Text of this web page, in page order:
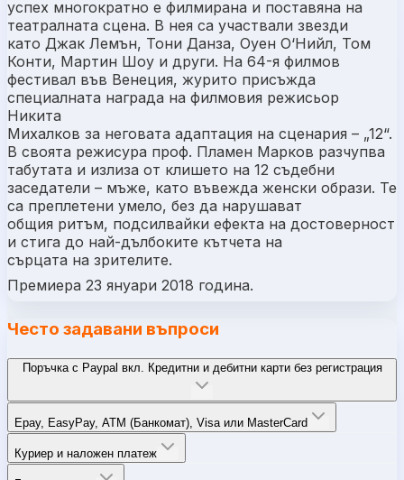
успех многократно е филмирана и поставяна на
театралната сцена. В нея са участвали звезди
като Джак Лемън, Тони Данза, Оуен О‘Нийл, Том
Конти, Мартин Шоу и други. На 64-я филмов
фестивал във Венеция, журито присъжда
специалната награда на филмовия режисьор
Никита
Михалков за неговата адаптация на сценария – „12“.
В своята режисура проф. Пламен Марков разчупва
табутата и излиза от клишето на 12 съдебни
заседатели – мъже, като въвежда женски образи. Те
са преплетени умело, без да нарушават
общия ритъм, подсилвайки ефекта на достоверност
и стига до най-дълбоките кътчета на
сърцата на зрителите.
Премиера 23 януари 2018 година.
Често задавани въпроси
Поръчка с Paypal вкл. Кредитни и дебитни карти без регистрация
Epay, EasyPay, ATM (Банкомат), Visa или MasterCard
Куриер и наложен платеж